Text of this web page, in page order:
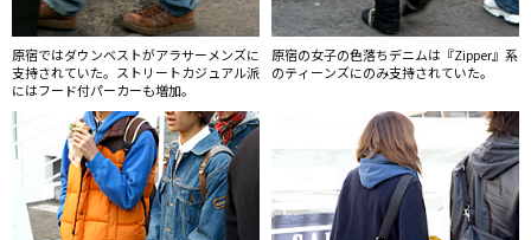
原宿ではダウンベストがアラサーメンズに
支持されていた。ストリートカジュアル派
にはフード付パーカーも増加。
原宿の女子の色落ちデニムは『Zipper』系
のティーンズにのみ支持されていた。